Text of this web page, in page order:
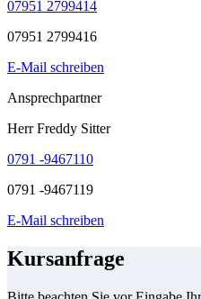
07951 2799414
07951 2799416
E-Mail schreiben
Ansprechpartner
Herr Freddy Sitter
0791 -9467110
0791 -9467119
E-Mail schreiben
Kursanfrage